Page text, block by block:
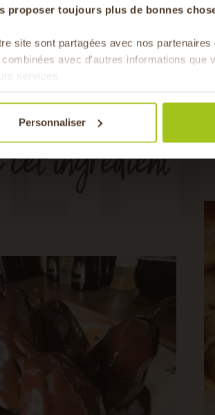
proposer toujours plus de bonnes
site sont partagées avec nos
avec d'autres informations que
services.
Personnaliser
cet ingrédient
Pour faire le plein chaque
&